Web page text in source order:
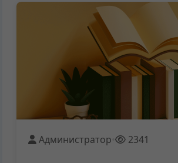
Администратор • 2341